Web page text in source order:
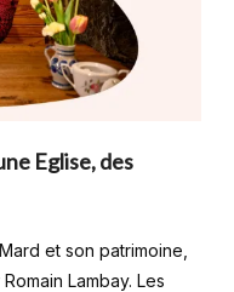
Eglise, des
et son patrimoine,
Lambay. Les